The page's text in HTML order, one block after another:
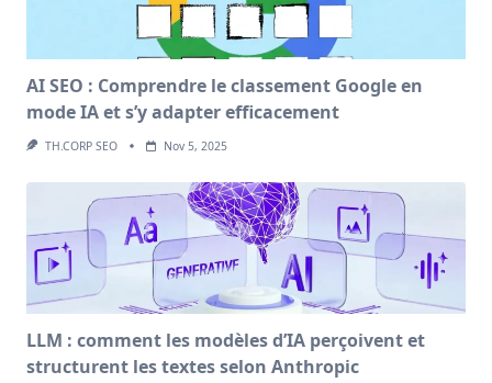
AI SEO : Comprendre le classement Google en
mode IA et s’y adapter efficacement
TH.CORP SEO Nov 5, 2025
LLM : comment les modèles d’IA perçoivent et
structurent les textes selon Anthropic